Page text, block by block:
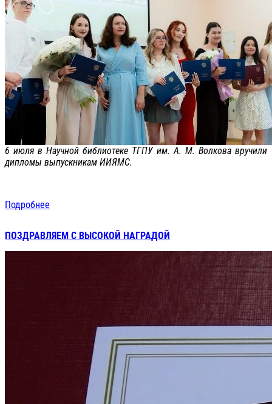
6 июля в Научной библиотеке ТГПУ им. А. М. Волкова вручили
дипломы выпускникам ИИЯМС.
Подробнее
ПОЗДРАВЛЯЕМ С ВЫСОКОЙ НАГРАДОЙ